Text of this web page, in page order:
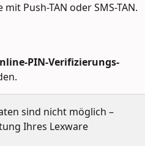
Push-TAN oder SMS-TAN.
PIN-Verifizierungs-
sind nicht möglich –
Ihres Lexware